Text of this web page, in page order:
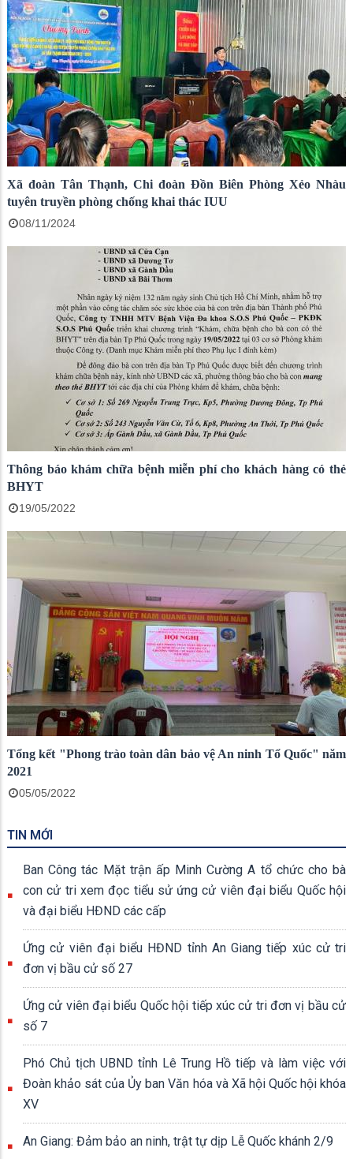
Xã đoàn Tân Thạnh, Chi đoàn Đồn Biên Phòng Xẻo Nhàu
tuyên truyền phòng chống khai thác IUU
08/11/2024
Thông báo khám chữa bệnh miễn phí cho khách hàng có thẻ
BHYT
19/05/2022
Tổng kết "Phong trào toàn dân bảo vệ An ninh Tổ Quốc" năm
2021
05/05/2022
TIN MỚI
Ban Công tác Mặt trận ấp Minh Cường A tổ chức cho bà
con cử tri xem đọc tiểu sử ứng cử viên đại biểu Quốc hội
và đại biểu HĐND các cấp
Ứng cử viên đại biểu HĐND tỉnh An Giang tiếp xúc cử tri
đơn vị bầu cử số 27
Ứng cử viên đại biểu Quốc hội tiếp xúc cử tri đơn vị bầu cử
số 7
Phó Chủ tịch UBND tỉnh Lê Trung Hồ tiếp và làm việc với
Đoàn khảo sát của Ủy ban Văn hóa và Xã hội Quốc hội khóa
XV
An Giang: Đảm bảo an ninh, trật tự dịp Lễ Quốc khánh 2/9